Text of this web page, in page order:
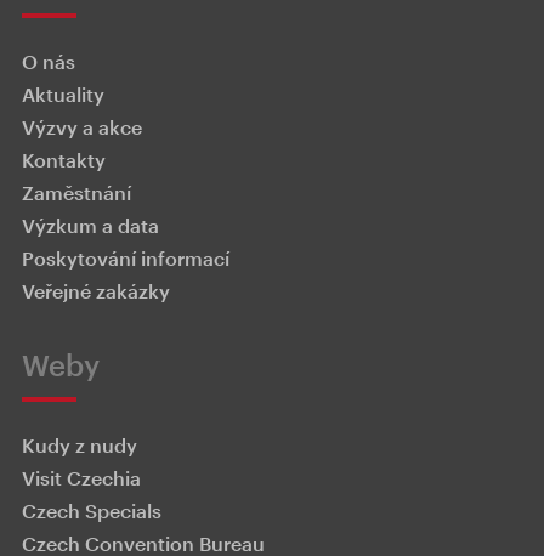
O nás
Aktuality
Výzvy a akce
Kontakty
Zaměstnání
Výzkum a data
Poskytování informací
Veřejné zakázky
Weby
Kudy z nudy
Visit Czechia
Czech Specials
Czech Convention Bureau